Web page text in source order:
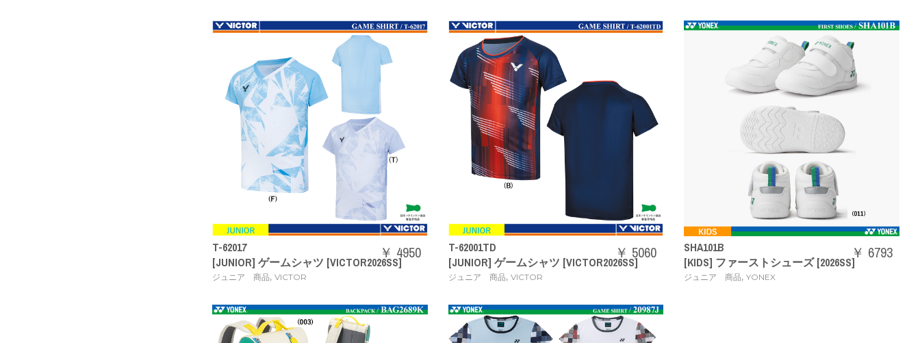
T-62017
[JUNIOR] ゲームシャツ [VICTOR2026SS]
ジュニア 商品, VICTOR
￥ 4950
T-62001TD
[JUNIOR] ゲームシャツ [VICTOR2026SS]
ジュニア 商品, VICTOR
￥ 5060
SHA101B
[KIDS] ファーストシューズ [2026SS]
ジュニア 商品,YONEX
￥ 6793